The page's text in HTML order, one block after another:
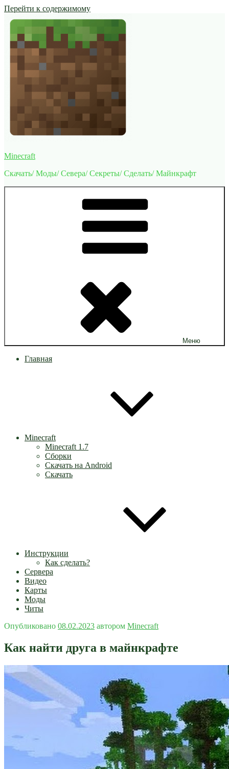
Перейти к содержимому
Minecraft
Скачать/ Моды/ Севера/ Секреты/ Сделать/ Майнкрафт
Меню
Главная
Minecraft
Minecraft 1.7
Сборки
Скачать на Android
Скачать
Инструкции
Как сделать?
Сервера
Видео
Карты
Моды
Читы
Опубликовано 08.02.2023 автором Minecraft
Как найти друга в майнкрафте